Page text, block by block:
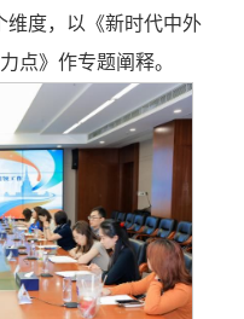
维度，以《新时代中外
点》作专题阐释。